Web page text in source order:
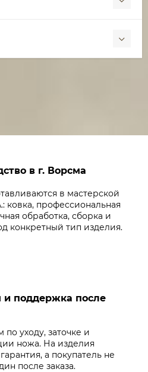
в г. Ворсма
в мастерской
ковка, профессиональная
обработка, сборка и
конкретный тип изделия.
и поддержка после
уходу, заточке и
ножа. На изделия
а покупатель не
после заказа.